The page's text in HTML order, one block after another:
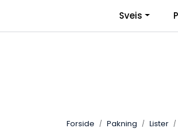
| Bli
Sveis
Forside Pakning Lister